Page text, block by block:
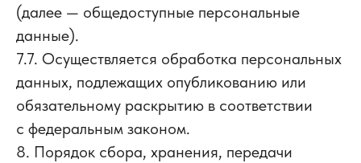
(далее — общедоступные персональные
данные).
7.7. Осуществляется обработка персональных
данных, подлежащих опубликованию или
обязательному раскрытию в соответствии
с федеральным законом.
8. Порядок сбора, хранения, передачи